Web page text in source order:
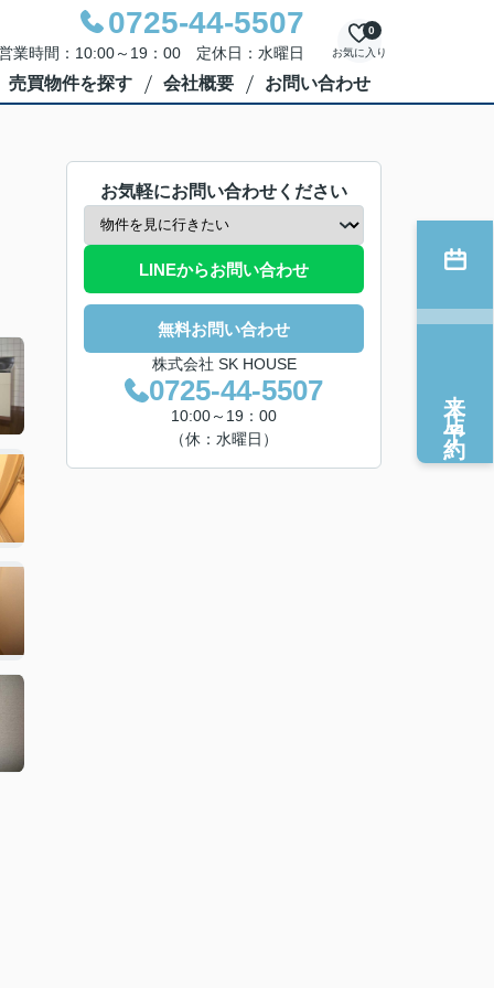
0725-44-5507
業時間：10:00～19：00 定休日：水曜日 お気に入り
0
売買物件を探す 会社概要 お問い合わせ
お気軽にお問い合わせください
LINEからお問い合わせ
無料お問い合わせ
株式会社 SK HOUSE
0725-44-5507
10:00～19：00
（休：水曜日）
来店予約